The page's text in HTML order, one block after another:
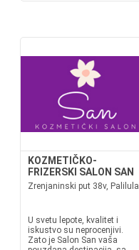
KOZMETIČKO-
FRIZERSKI SALON SAN
Zrenjaninski put 38v, Palilula
U svetu lepote, kvalitet i
iskustvo su neprocenjivi.
Zato je Salon San vaša